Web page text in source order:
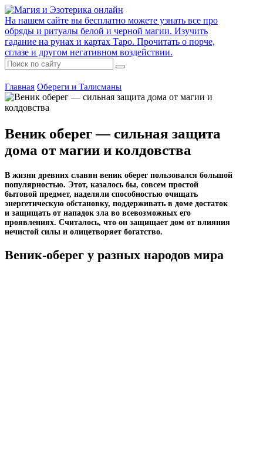
На нашем сайте вы бесплатно можете узнать все про
обряды и ритуалы белой и черной магии. Изучить
гадание на рунах и картах Таро. Прочитать о порче,
сглазе и другом негативном воздействии.
Главная Обереги и Талисманы
Веник оберег — сильная защита
дома от магии и колдовства
В жизни древних славян веник оберег пользовался большой
популярностью. Этот, казалось бы, совсем простой
бытовой предмет, наделяли способностью очищать
энергетическую обстановку, поддерживать в доме достаток
и защищать от нападок зла во всевозможных его
проявлениях. Считалось, что он защищает дом от влияния
нечистой силы и олицетворяет богатство.
Веник-оберег у разных народов мира